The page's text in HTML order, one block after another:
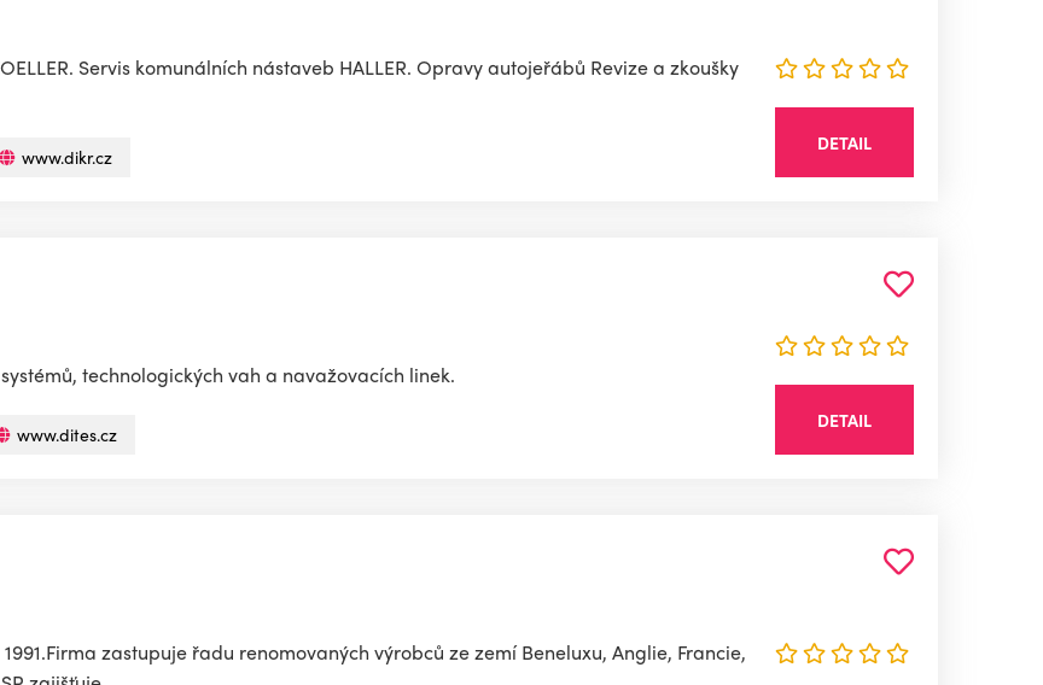
Servis komunálních nástaveb HALLER. Opravy autojeřábů Revize a zkoušky
www.dikr.cz
DETAIL
technologických vah a navažovacích linek.
www.dites.cz
DETAIL
zastupuje řadu renomovaných výrobců ze zemí Beneluxu, Anglie, Francie,